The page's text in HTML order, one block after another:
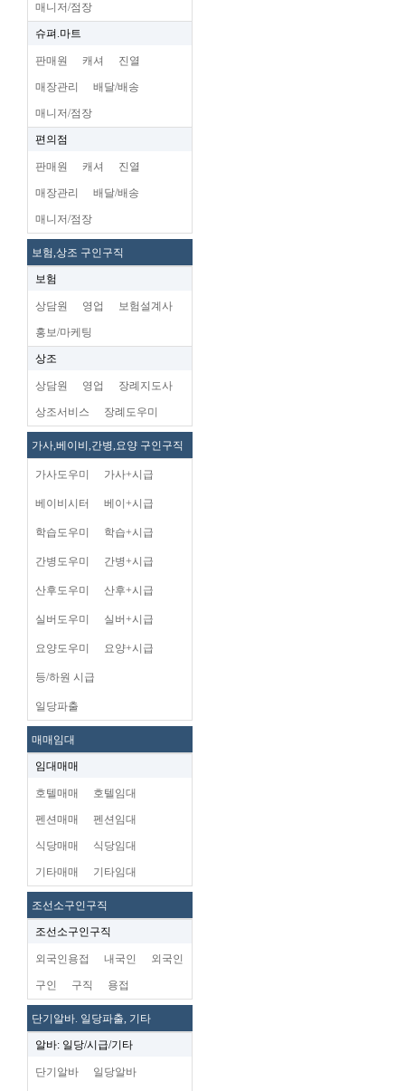
매니저/점장
슈펴.마트
판매원 캐셔 진열
매장관리 배달/배송
매니저/점장
편의점
판매원 캐셔 진열
매장관리 배달/배송
매니저/점장
보험,상조 구인구직
보험
상담원 영업 보험설계사
홍보/마케팅
상조
상담원 영업 장례지도사
상조서비스 장례도우미
가사,베이비,간병,요양 구인구직
가사도우미 가사+시급
베이비시터 베이+시급
학습도우미 학습+시급
간병도우미 간병+시급
산후도우미 산후+시급
실버도우미 실버+시급
요양도우미 요양+시급
등/하원 시급
일당파출
매매임대
임대매매
호텔매매 호텔임대
펜션매매 펜션임대
식당매매 식당임대
기타매매 기타임대
조선소구인구직
조선소구인구직
외국인용접 내국인 외국인
구인 구직 용접
단기알바. 일당파출, 기타
알바: 일당/시급/기타
단기알바 일당알바